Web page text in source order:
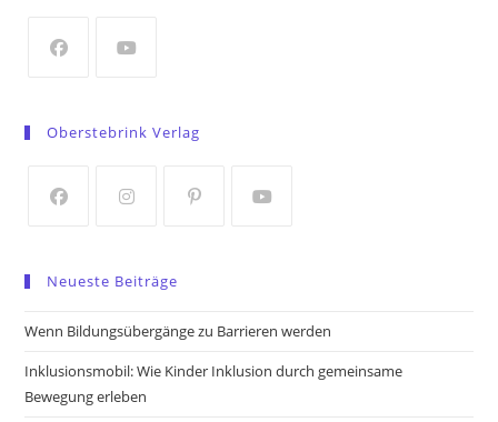
tab
a
tab
tab
Oberstebrink Verlag
a
new
new
a
new
new
Neueste Beiträge
Wenn Bildungsübergänge zu Barrieren werden
Inklusionsmobil: Wie Kinder Inklusion durch gemeinsame
Bewegung erleben